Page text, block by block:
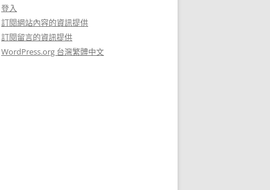
登入
訂閱網站內容的資訊提供
訂閱留言的資訊提供
WordPress.org 台灣繁體中文